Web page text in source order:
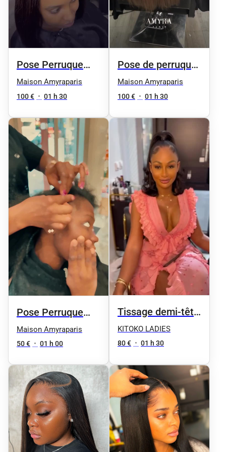
Pose Perruque
360/ Full lACE
Maison Amyraparis
100 € • 01 h 30
Pose de perruque
lace ( perruque
provenant pas de
customisation
comprise
Maison Amyraparis
100 € • 01 h 30
Pose Perruque
Classique
Maison Amyraparis
50 € • 01 h 00
Tissage demi-tête
BARBIE
KITOKO LADIES
80 € • 01 h 30